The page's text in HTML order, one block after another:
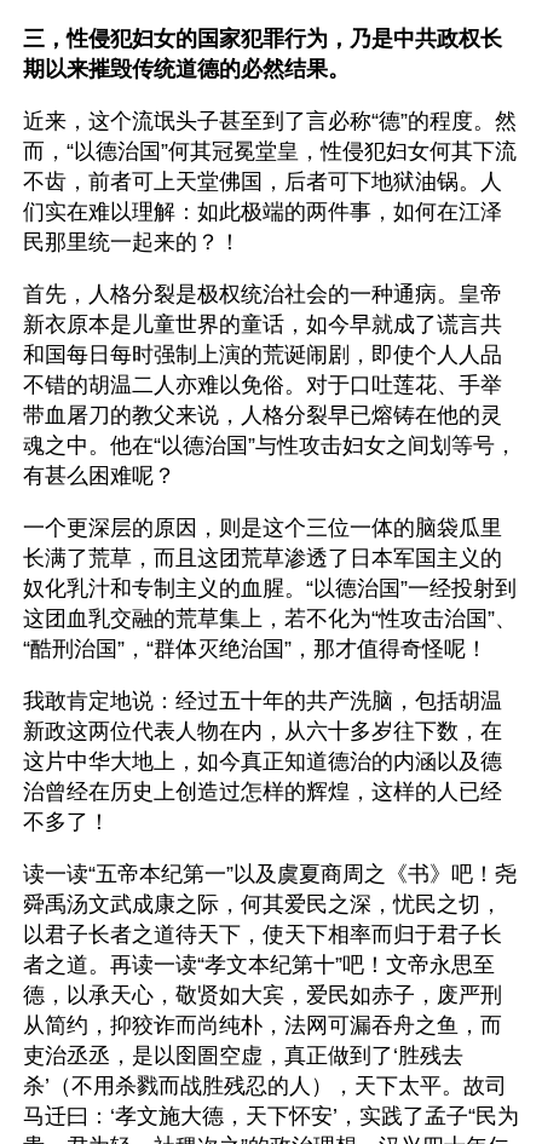
三，性侵犯妇女的国家犯罪行为，乃是中共政权长
期以来摧毁传统道德的必然结果。
近来，这个流氓头子甚至到了言必称“德”的程度。然
而，“以德治国”何其冠冕堂皇，性侵犯妇女何其下流
不齿，前者可上天堂佛国，后者可下地狱油锅。人
们实在难以理解：如此极端的两件事，如何在江泽
民那里统一起来的？！
首先，人格分裂是极权统治社会的一种通病。皇帝
新衣原本是儿童世界的童话，如今早就成了谎言共
和国每日每时强制上演的荒诞闹剧，即使个人人品
不错的胡温二人亦难以免俗。对于口吐莲花、手举
带血屠刀的教父来说，人格分裂早已熔铸在他的灵
魂之中。他在“以德治国”与性攻击妇女之间划等号，
有甚么困难呢？
一个更深层的原因，则是这个三位一体的脑袋瓜里
长满了荒草，而且这团荒草渗透了日本军国主义的
奴化乳汁和专制主义的血腥。“以德治国”一经投射到
这团血乳交融的荒草集上，若不化为“性攻击治国”、
“酷刑治国”，“群体灭绝治国”，那才值得奇怪呢！
我敢肯定地说：经过五十年的共产洗脑，包括胡温
新政这两位代表人物在内，从六十多岁往下数，在
这片中华大地上，如今真正知道德治的内涵以及德
治曾经在历史上创造过怎样的辉煌，这样的人已经
不多了！
读一读“五帝本纪第一”以及虞夏商周之《书》吧！尧
舜禹汤文武成康之际，何其爱民之深，忧民之切，
以君子长者之道待天下，使天下相率而归于君子长
者之道。再读一读“孝文本纪第十”吧！文帝永思至
德，以承天心，敬贤如大宾，爱民如赤子，废严刑
从简约，抑狡诈而尚纯朴，法网可漏吞舟之鱼，而
吏治丞丞，是以囹圄空虚，真正做到了‘胜残去
杀’（不用杀戮而战胜残忍的人），天下太平。故司
马迁曰：‘孝文施大德，天下怀安’，实践了孟子“民为